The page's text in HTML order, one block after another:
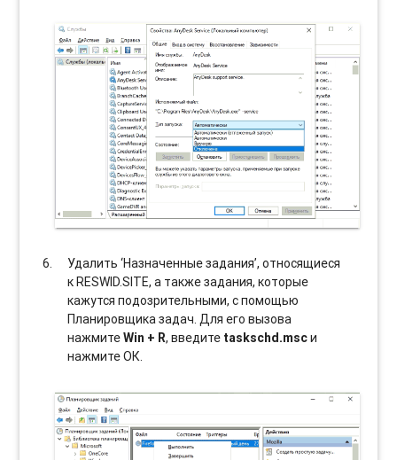
Удалить ‘Назначенные задания’, относящиеся
к RESWID.SITE, а также задания, которые
кажутся подозрительными, с помощью
Планировщика задач. Для его вызова
нажмитеWin + R, введите taskschd.mscи
нажмите ОК.